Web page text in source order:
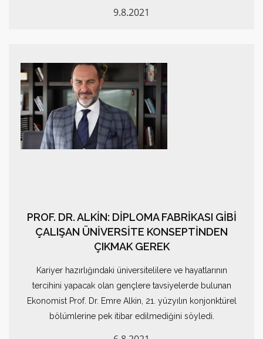
9.8.2021
PROF. DR. ALKİN: DİPLOMA FABRİKASI GİBİ
ÇALIŞAN ÜNİVERSİTE KONSEPTİNDEN
ÇIKMAK GEREK
Kariyer hazırlığındaki üniversitelilere ve hayatlarının
tercihini yapacak olan gençlere tavsiyelerde bulunan
Ekonomist Prof. Dr. Emre Alkin, 21. yüzyılın konjonktürel
bölümlerine pek itibar edilmediğini söyledi.